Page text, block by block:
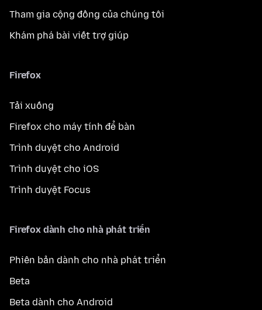
Tham gia cộng đồng của chúng tôi
Khám phá bài viết trợ giúp
Firefox
Tải xuống
Firefox cho máy tính để bàn
Trình duyệt cho Android
Trình duyệt cho iOS
Trình duyệt Focus
Firefox dành cho nhà phát triển
Phiên bản dành cho nhà phát triển
Beta
Beta dành cho Android